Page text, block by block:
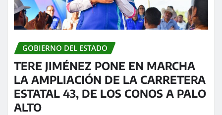
GOBIERNO DEL ESTADO
TERE JIMÉNEZ PONE EN MARCHA
LA AMPLIACIÓN DE LA CARRETERA
ESTATAL 43, DE LOS CONOS A PALO
ALTO